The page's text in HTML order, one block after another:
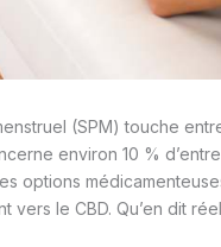
(SPM) touche
environ 10 %
options
vers le CBD. Qu’en dit